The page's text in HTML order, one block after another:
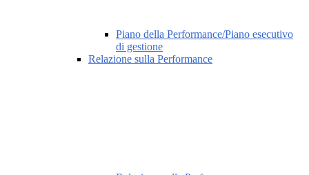
Piano della Performance/Piano esecutivo
di gestione
Relazione sulla Performance